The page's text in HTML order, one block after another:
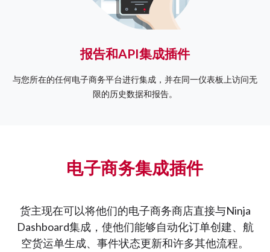
报告和API集成插件
与您所在的任何电子商务平台进行集成，并在同一仪表板上访问无
限的历史数据和报告。
电子商务集成插件
货主现在可以将他们的电子商务商店直接与Ninja
Dashboard集成，使他们能够自动化订单创建、航
空货运单生成、事件状态更新和许多其他流程。